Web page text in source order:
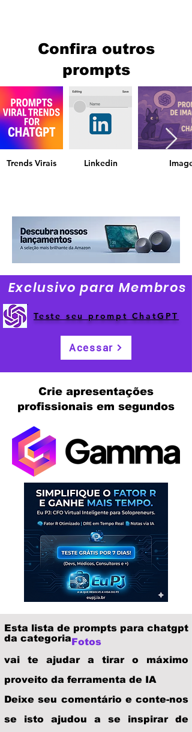
Confira outros
prompts
Trends Virais Linkedin
Exclusivo para Membros
Teste seu prompt ChatGPT
Acessar
Crie apresentações
profissionais em segundos
Esta lista de prompts para chatgpt
da categoriaFotos
vai te ajudar a tirar o máximo
proveito da ferramenta de IA
Deixe seu comentário e conte-nos
se isto ajudou a se inspirar de